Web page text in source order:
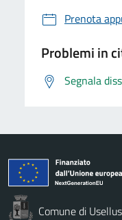
Prenota
Problemi in
Segnala
Comune di Usellus